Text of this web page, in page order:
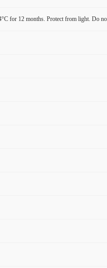
for 12 months. Protect from light. Do